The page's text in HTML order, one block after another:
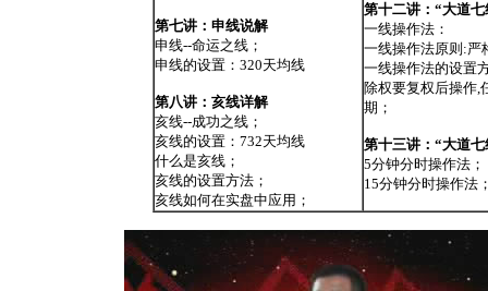
第七讲：申线说解
申线--命运之线；
申线的设置：320天均线
第八讲：亥线详解
亥线--成功之线；
亥线的设置：732天均线
什么是亥线；
亥线的设置方法；
亥线如何在实盘中应用；
第十二讲：“大道七
一线操作法：
一线操作法原则:严
一线操作法的设置
除权要复权后操作,
期；
第十三讲：“大道七
5分钟分时操作法；
15分钟分时操作法